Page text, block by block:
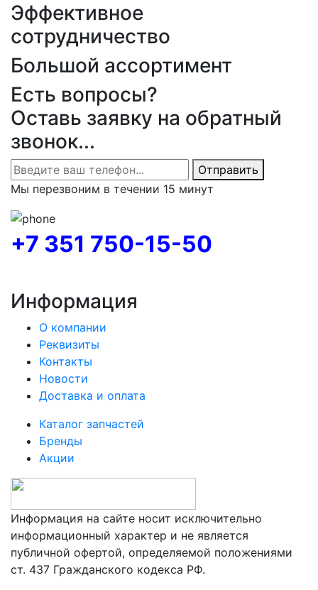
Эффективное
сотрудничество
Большой ассортимент
Информация на сайте носит исключительно
информационный характер и не является
публичной офертой, определяемой положениями
ст. 437 Гражданского кодекса РФ.
Есть вопросы?
Оставь заявку на обратный
звонок...
Отправить
Мы перезвоним в течении 15 минут
+7 351 750-15-50
Информация
О компании
Реквизиты
Контакты
Новости
Доставка и оплата
Каталог запчастей
Бренды
Акции